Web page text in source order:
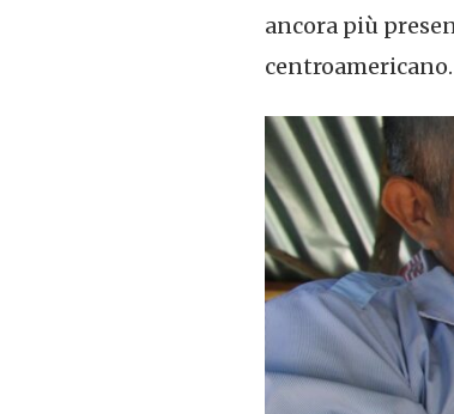
ancora più
centroamericano.